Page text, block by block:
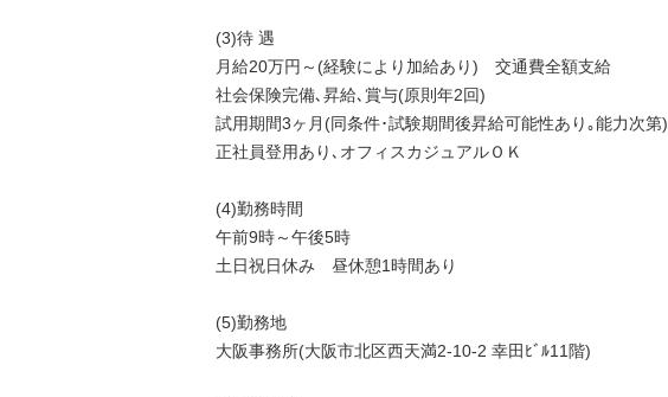
(3)待 遇
月給20万円～(経験により加給あり) 交通費全額支給
社会保険完備､昇給､賞与(原則年2回)
試用期間3ヶ月(同条件･試験期間後昇給可能性あり｡能力次第)
正社員登用あり､オフィスカジュアルＯＫ
(4)勤務時間
午前9時～午後5時
土日祝日休み 昼休憩1時間あり
(5)勤務地
大阪事務所(大阪市北区西天満2-10-2 幸田ﾋﾞﾙ11階)